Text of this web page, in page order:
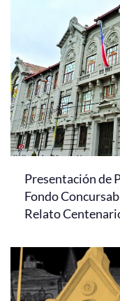
Presentación de
Fondo
Relato